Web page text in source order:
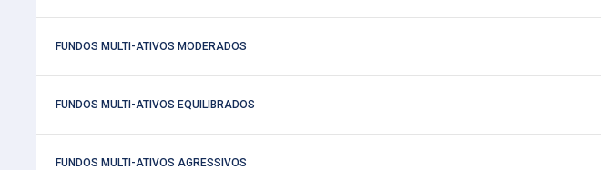
FUNDOS MULTI-ATIVOS MODERADOS
FUNDOS MULTI-ATIVOS EQUILIBRADOS
FUNDOS MULTI-ATIVOS AGRESSIVOS